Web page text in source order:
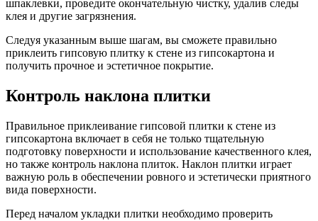
шпаклевки, проведите окончательную чистку, удалив следы
клея и другие загрязнения.
Следуя указанным выше шагам, вы сможете правильно
приклеить гипсовую плитку к стене из гипсокартона и
получить прочное и эстетичное покрытие.
Контроль наклона плитки
Правильное приклеивание гипсовой плитки к стене из
гипсокартона включает в себя не только тщательную
подготовку поверхности и использование качественного клея,
но также контроль наклона плиток. Наклон плитки играет
важную роль в обеспечении ровного и эстетически приятного
вида поверхности.
Перед началом укладки плитки необходимо проверить